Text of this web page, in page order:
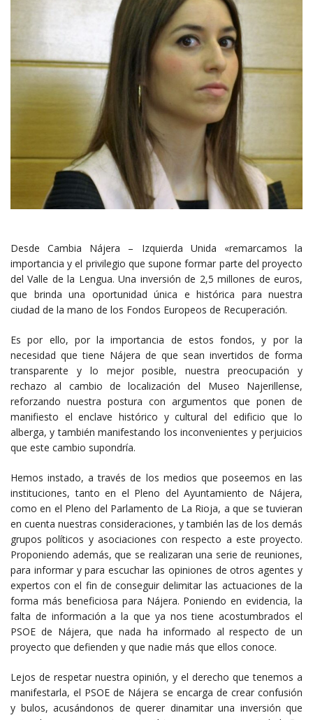
Desde Cambia Nájera – Izquierda Unida «remarcamos la
importancia y el privilegio que supone formar parte del proyecto
del Valle de la Lengua. Una inversión de 2,5 millones de euros,
que brinda una oportunidad única e histórica para nuestra
ciudad de la mano de los Fondos Europeos de Recuperación.
Es por ello, por la importancia de estos fondos, y por la
necesidad que tiene Nájera de que sean invertidos de forma
transparente y lo mejor posible, nuestra preocupación y
rechazo al cambio de localización del Museo Najerillense,
reforzando nuestra postura con argumentos que ponen de
manifiesto el enclave histórico y cultural del edificio que lo
alberga, y también manifestando los inconvenientes y perjuicios
que este cambio supondría.
Hemos instado, a través de los medios que poseemos en las
instituciones, tanto en el Pleno del Ayuntamiento de Nájera,
como en el Pleno del Parlamento de La Rioja, a que se tuvieran
en cuenta nuestras consideraciones, y también las de los demás
grupos políticos y asociaciones con respecto a este proyecto.
Proponiendo además, que se realizaran una serie de reuniones,
para informar y para escuchar las opiniones de otros agentes y
expertos con el fin de conseguir delimitar las actuaciones de la
forma más beneficiosa para Nájera. Poniendo en evidencia, la
falta de información a la que ya nos tiene acostumbrados el
PSOE de Nájera, que nada ha informado al respecto de un
proyecto que defienden y que nadie más que ellos conoce.
Lejos de respetar nuestra opinión, y el derecho que tenemos a
manifestarla, el PSOE de Nájera se encarga de crear confusión
y bulos, acusándonos de querer dinamitar una inversión que